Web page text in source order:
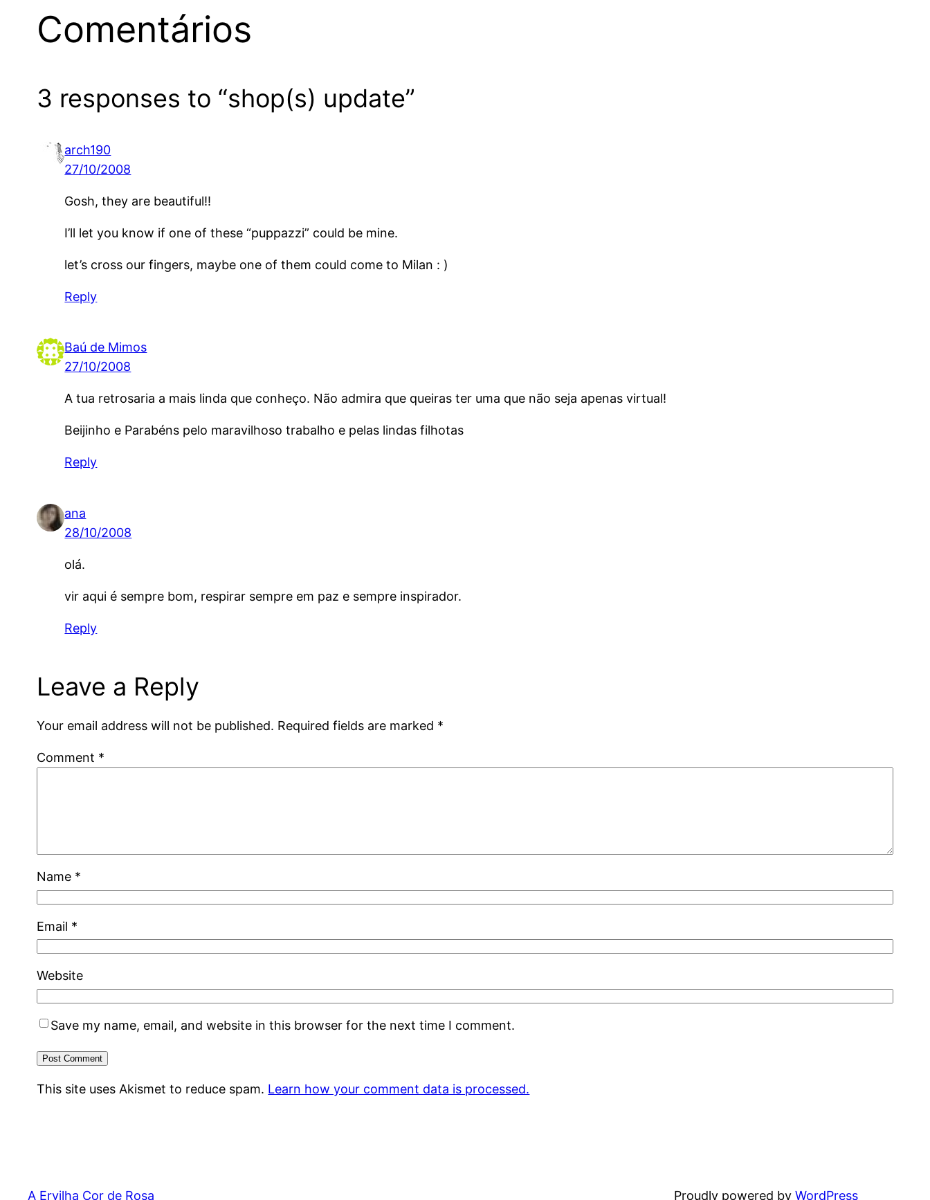
Comentários
3 responses to “shop(s) update”
arch190
27/10/2008
Gosh, they are beautiful!!
I’ll let you know if one of these “puppazzi” could be mine.
let’s cross our fingers, maybe one of them could come to Milan : )
Reply
Baú de Mimos
27/10/2008
A tua retrosaria a mais linda que conheço. Não admira que queiras ter uma que não seja apenas virtual!
Beijinho e Parabéns pelo maravilhoso trabalho e pelas lindas filhotas
Reply
ana
28/10/2008
olá.
vir aqui é sempre bom, respirar sempre em paz e sempre inspirador.
Reply
Leave a Reply
Your email address will not be published. Required fields are marked *
Comment *
Name *
Email *
Website
Save my name, email, and website in this browser for the next time I comment.
This site uses Akismet to reduce spam. Learn how your comment data is processed.
A Ervilha Cor de Rosa Proudly powered by WordPress